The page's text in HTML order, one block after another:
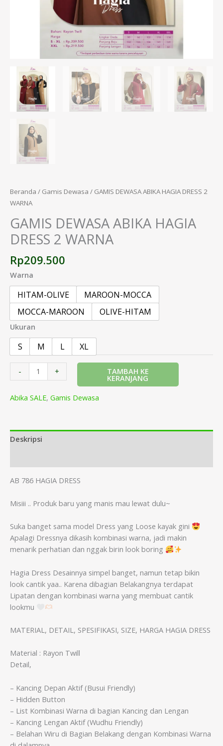
Beranda / Gamis Dewasa / GAMIS DEWASA ABIKA HAGIA DRESS 2
WARNA
GAMIS DEWASA ABIKA HAGIA
DRESS 2 WARNA
Rp209.500
Warna
HITAM-OLIVE
MAROON-MOCCA
MOCCA-MAROON
OLIVE-HITAM
Ukuran
S M L XL
- + TAMBAH KE
KERANJANG
Abika SALE, Gamis Dewasa
Deskripsi
AB 786 HAGIA DRESS
Misiii .. Produk baru yang manis mau lewat dulu~
Suka banget sama model Dress yang Loose kayak gini
Apalagi Dressnya dikasih kombinasi warna, jadi makin
menarik perhatian dan nggak birin look boring
Hagia Dress Desainnya simpel banget, namun tetap bikin
look cantik yaa.. Karena dibagian Belakangnya terdapat
Lipatan dengan kombinasi warna yang membuat cantik
lookmu
MATERIAL, DETAIL, SPESIFIKASI, SIZE, HARGA HAGIA DRESS
Material : Rayon Twill
Detail,
– Kancing Depan Aktif (Busui Friendly)
– Hidden Button
– List Kombinasi Warna di bagian Kancing dan Lengan
– Kancing Lengan Aktif (Wudhu Friendly)
– Belahan Wiru di Bagian Belakang dengan Kombinasi Warna